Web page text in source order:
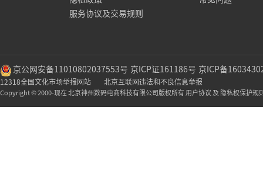
服务协议及交易规则
京公网安备11010802037553号 京ICP证161186号 京ICP备
12318全国文化市场举报网站 北京互联网违法和不良信息举报
Copyright © 2000-现在 北京神州数码电商科技有限公司版权所有 用户协议 及 隐私权保护规